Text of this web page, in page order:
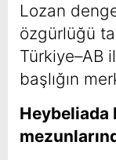
Lozan
özgürlüğü
Türkiye–AB
başlığın
Heybeliada